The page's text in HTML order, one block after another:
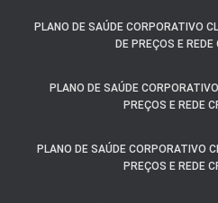
PLANO DE SAÚDE CORPORATIVO
DE PREÇOS E REDE
PLANO DE SAÚDE
PREÇOS E REDE
PLANO DE SAÚDE CORPORATIVO
PREÇOS E REDE